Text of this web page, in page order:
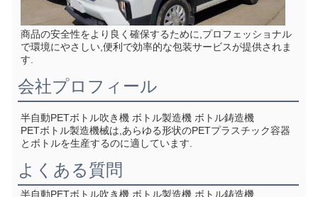
商品の安全性をより良く確保するために,プロフェッショナル
で環境にやさしい,便利で効率的な包装サービスが提供されま
す.
会社プロフィール
半自動PETボトル吹き機 ボトル製造機 ボトル鋳造機
PETボトル製造機械は,あらゆる形状のPETプラスチック容器
とボトルを生産するのに適しています.
よくある質問
半自動PETボトル吹き機 ボトル製造機 ボトル鋳造機